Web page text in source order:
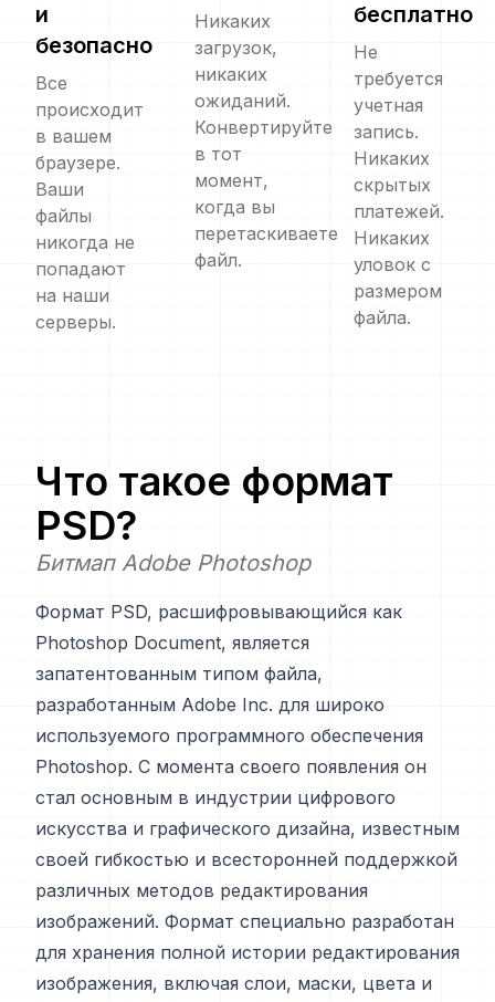
и
безопасно
Все
происходит
в вашем
браузере.
Ваши
файлы
никогда не
попадают
на наши
серверы.
Никаких
загрузок,
никаких
ожиданий.
Конвертируйте
в тот
момент,
когда вы
перетаскиваете
файл.
бесплатно
Не
требуется
учетная
запись.
Никаких
скрытых
платежей.
Никаких
уловок с
размером
файла.
Что такое формат
PSD?
Битмап Adobe Photoshop
Формат PSD, расшифровывающийся как
Photoshop Document, является
запатентованным типом файла,
разработанным Adobe Inc. для широко
используемого программного обеспечения
Photoshop. С момента своего появления он
стал основным в индустрии цифрового
искусства и графического дизайна, известным
своей гибкостью и всесторонней поддержкой
различных методов редактирования
изображений. Формат специально разработан
для хранения полной истории редактирования
изображения, включая слои, маски, цвета и